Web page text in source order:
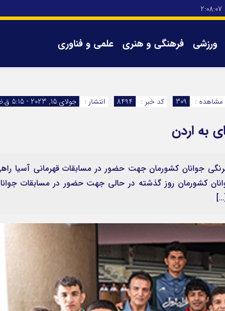
2:08:07
ورزشی فرهنگی و هنری علمی و فناوری
انتشار :
جولای 15, 2023 - 5:15 ق.ظ کد خبر : 8494 مشاهده : 309
به اردن
جوانان کشورمان جهت حضور در مسابقات قهرمانی آسیا
کشورمان روز گذشته در حالی جهت حضور در مسابقات